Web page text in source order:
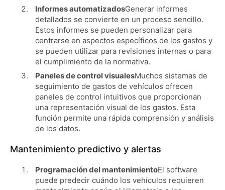
Informes automatizadosGenerar informes
detallados se convierte en un proceso sencillo.
Estos informes se pueden personalizar para
centrarse en aspectos específicos de los gastos y
se pueden utilizar para revisiones internas o para
el cumplimiento de la normativa.
Paneles de control visualesMuchos sistemas de
seguimiento de gastos de vehículos ofrecen
paneles de control intuitivos que proporcionan
una representación visual de los gastos. Esta
función permite una rápida comprensión y análisis
de los datos.
Mantenimiento predictivo y alertas
Programación del mantenimientoEl software
puede predecir cuándo los vehículos requieren